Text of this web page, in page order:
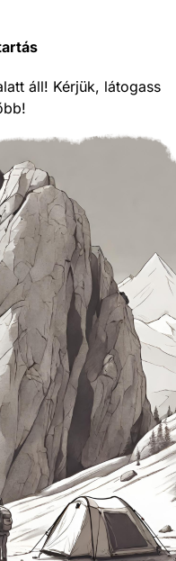
áll! Kérjük, látogass